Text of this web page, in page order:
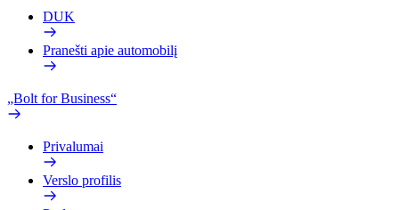
DUK
Pranešti apie automobilį
„Bolt for Business“
Privalumai
Verslo profilis